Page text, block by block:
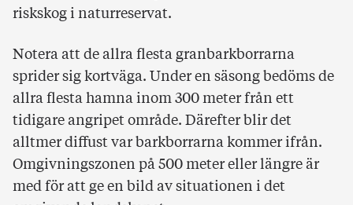
riskskog i naturreservat.
Notera att de allra flesta granbarkborrarna
sprider sig kortväga. Under en säsong bedöms de
allra flesta hamna inom 300 meter från ett
tidigare angripet område. Därefter blir det
alltmer diffust var barkborrarna kommer ifrån.
Omgivningszonen på 500 meter eller längre är
med för att ge en bild av situationen i det